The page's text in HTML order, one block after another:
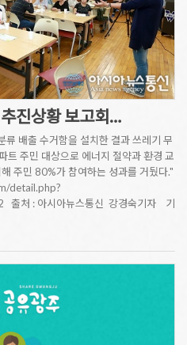
진상황 보고회…
배출 수거함을 설치한 결과 쓰레기 무
트 주민 대상으로 에너지 절약과 환경 교
주민 80%가 참여하는 성과를 거뒀다."
detail.php?
처 : 아시아뉴스통신 강경숙기자 기